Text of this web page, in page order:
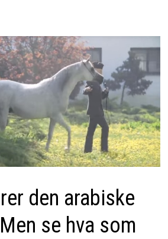
den arabiske
se hva som